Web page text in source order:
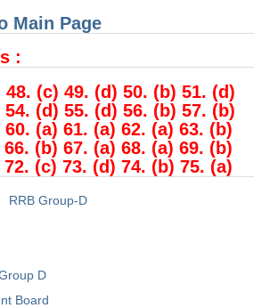
Main Page
:
(c) 49. (d) 50. (b) 51. (d)
(d) 55. (d) 56. (b) 57. (b)
(a) 61. (a) 62. (a) 63. (b)
(b) 67. (a) 68. (a) 69. (b)
(c) 73. (d) 74. (b) 75. (a)
RRB Group-D
D
Board